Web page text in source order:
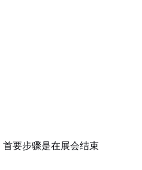
要步骤是在展会结束